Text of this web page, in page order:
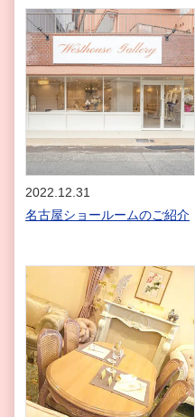
2022.12.31
名古屋ショールームのご紹介